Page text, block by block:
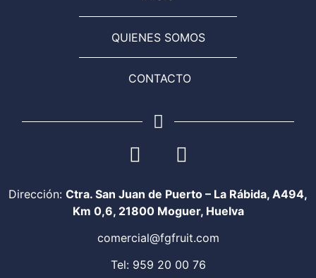
QUIENES SOMOS
CONTACTO
Dirección: Ctra. San Juan de Puerto – La Rábida, A494,
Km 0,6, 21800 Moguer, Huelva
comercial@fgfruit.com
Tel: 959 20 00 76